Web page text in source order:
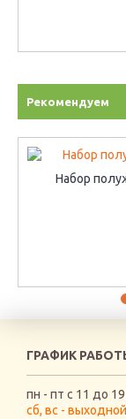
Рекомендуем
Набор
ГРАФИК
пн - пт с 11 до 19
сб, вс - выходной